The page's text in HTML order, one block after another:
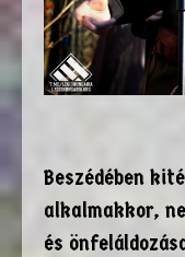
Beszédében
alkalmakkor,
és